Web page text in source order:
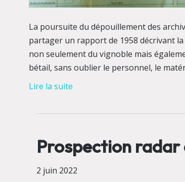
La poursuite du dépouillement des
partager un rapport de 1958 décrivant la
non seulement du vignoble mais
bétail, sans oublier le personnel, le
Lire la suite
Prospection radar
2 juin 2022